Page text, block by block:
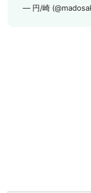
— 円/崎